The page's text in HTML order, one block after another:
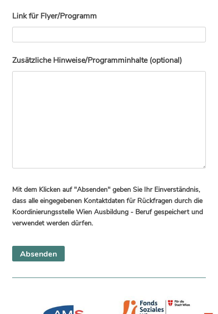
Link für Flyer/Programm
Zusätzliche Hinweise/Programminhalte (optional)
Mit dem Klicken auf "Absenden" geben Sie Ihr Einverständnis,
dass alle eingegebenen Kontaktdaten für Rückfragen durch die
Koordinierungsstelle Wien Ausbildung - Beruf gespeichert und
verwendet werden dürfen.